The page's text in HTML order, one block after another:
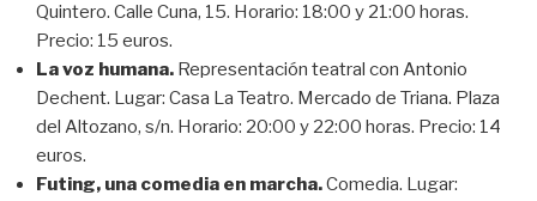
Quintero. Calle Cuna, 15. Horario: 18:00 y 21:00 horas.
Precio: 15 euros.
La voz humana. Representación teatral con Antonio
Dechent. Lugar: Casa La Teatro. Mercado de Triana. Plaza
del Altozano, s/n. Horario: 20:00 y 22:00 horas. Precio: 14
euros.
Futing, una comedia en marcha.Comedia. Lugar: